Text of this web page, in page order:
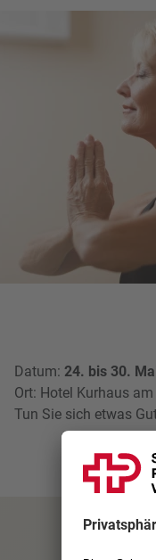
Datum: 24. bis 30.
Ort: Hotel Kurhaus
Tun Sie sich etwas